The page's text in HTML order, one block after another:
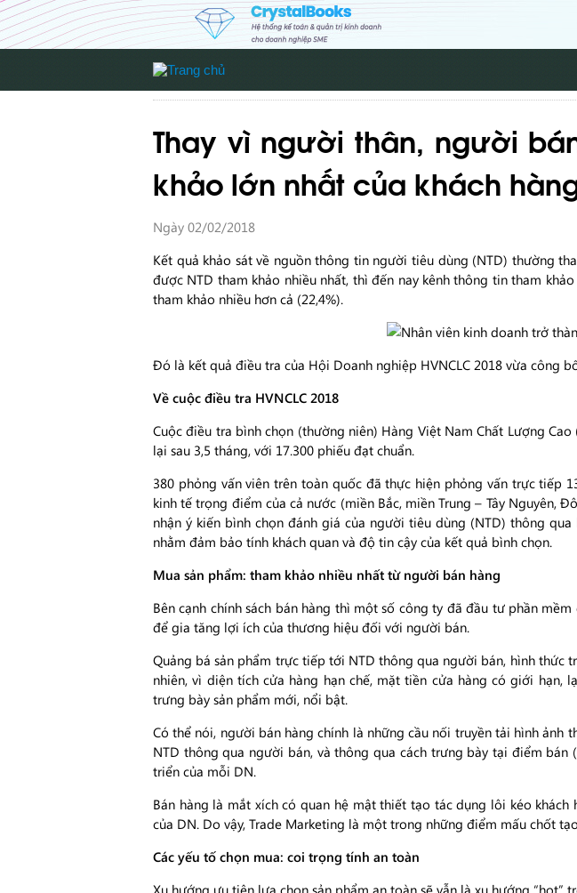
Thay vì người thân, người
khảo lớn nhất của khách
Ngày 02/02/2018
Kết quả khảo sát về nguồn thông tin người tiêu dùng (NTD) thường
được NTD tham khảo nhiều nhất, thì đến nay kênh thông tin tham
tham khảo nhiều hơn cả (22,4%).
Đó là kết quả điều tra của Hội Doanh nghiệp HVNCLC 2018 vừa công
Về cuộc điều tra HVNCLC 2018
Cuộc điều tra bình chọn (thường niên) Hàng Việt Nam Chất Lượng
lại sau 3,5 tháng, với 17.300 phiếu đạt chuẩn.
380 phỏng vấn viên trên toàn quốc đã thực hiện phỏng vấn trực tiếp
kinh tế trọng điểm của cả nước (miền Bắc, miền Trung – Tây Nguyên,
nhận ý kiến bình chọn đánh giá của người tiêu dùng (NTD) thông
nhằm đảm bảo tính khách quan và độ tin cậy của kết quả bình chọn.
Mua sản phẩm: tham khảo nhiều nhất từ người bán hàng
Bên cạnh chính sách bán hàng thì một số công ty đã đầu tư phần
để gia tăng lợi ích của thương hiệu đối với người bán.
Quảng bá sản phẩm trực tiếp tới NTD thông qua người bán, hình thức
nhiên, vì diện tích cửa hàng hạn chế, mặt tiền cửa hàng có giới hạn,
trưng bày sản phẩm mới, nổi bật.
Có thể nói, người bán hàng chính là những cầu nối truyền tải hình ảnh
NTD thông qua người bán, và thông qua cách trưng bày tại điểm
triển của mỗi DN.
Bán hàng là mắt xích có quan hệ mật thiết tạo tác dụng lôi kéo
của DN. Do vậy, Trade Marketing là một trong những điểm mấu chốt
Các yếu tố chọn mua: coi trọng tính an toàn
Xu hướng ưu tiên lựa chọn sản phẩm an toàn sẽ vẫn là xu hướng